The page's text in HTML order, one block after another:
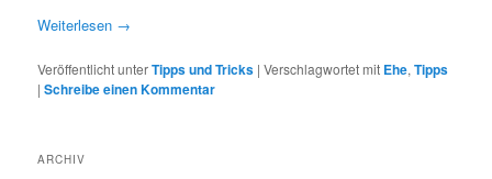
Weiterlesen →
Veröffentlicht unterTipps und Tricks |Verschlagwortet mit Ehe,Tipps
|Schreibe einen Kommentar
ARCHIV